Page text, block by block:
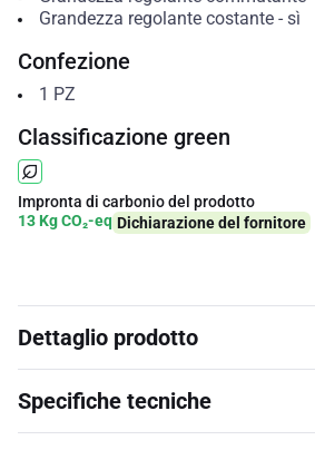
Grandezza regolante costante- sì
Confezione
1 PZ
Classificazione green
Impronta di carbonio del prodotto
13 Kg CO₂-eq Dichiarazione del fornitore
Dettaglio prodotto
Specifiche tecniche